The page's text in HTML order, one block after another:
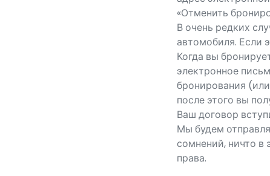
«Отменить
В очень редких
автомобиля. Если
Когда вы
электронное
бронирования
после этого вы
Ваш договор
Мы будем
сомнений, ничто в
права.